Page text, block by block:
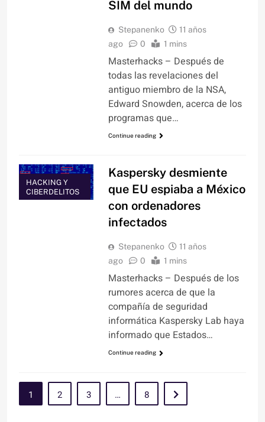
SIM del mundo
Stepanenko
11 años
ago
0 1 mins
Masterhacks – Después de
todas las revelaciones del
antiguo miembro de la NSA,
Edward Snowden, acerca de los
programas que…
Continue reading
HACKING Y
CIBERDELITOS
Kaspersky desmiente
que EU espiaba a México
con ordenadores
infectados
Stepanenko
11 años
ago
0 1 mins
Masterhacks – Después de los
rumores acerca de que la
compañía de seguridad
informática Kaspersky Lab haya
informado que Estados…
Continue reading
1 2 3 … 8